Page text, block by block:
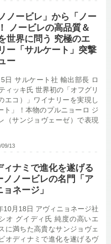
ノービレ」から「ノー
ノービレの高品質＆
世界に問う 究極のエ
ー「サルケート」突撃
ー
日 サルケート社 輸出部長 ロ
ィッキ氏 世界初の「オフグリ
エコ）」ワイナリーを実現し
ト」！本物のプルニョーロ ジ
（サンジョヴェーゼ）で表現
13
ィナミで進化を遂げる
ノノービレの名門「ア
ョネージ」
10月18日 アヴィニョネージ社
オ グイディ氏 純度の高いエ
に満ちた高貴なサンジョヴェ
オディナミで進化を遂げるヴ